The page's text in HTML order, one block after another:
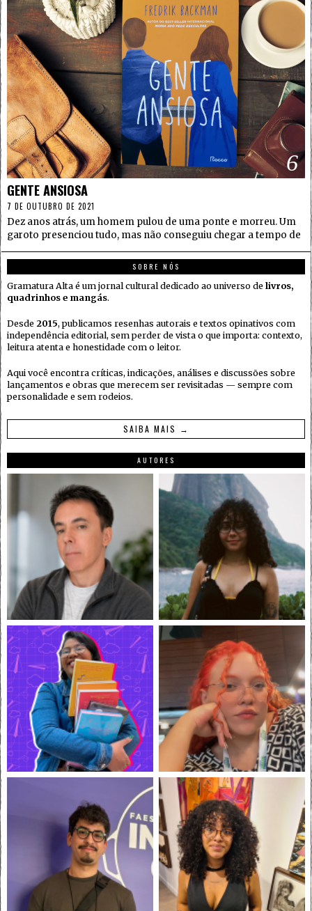
6
GENTE ANSIOSA
7 DE OUTUBRO DE 2021
Dez anos atrás, um homem pulou de uma ponte e morreu. Um
garoto presenciou tudo, mas não conseguiu chegar a tempo de
SOBRE NÓS
Gramatura Alta é um jornal cultural dedicado ao universo de livros,
quadrinhos e mangás.
Desde 2015, publicamos resenhas autorais e textos opinativos com
independência editorial, sem perder de vista o que importa: contexto,
leitura atenta e honestidade com o leitor.
Aqui você encontra críticas, indicações, análises e discussões sobre
lançamentos e obras que merecem ser revisitadas — sempre com
personalidade e sem rodeios.
SAIBA MAIS →
AUTORES